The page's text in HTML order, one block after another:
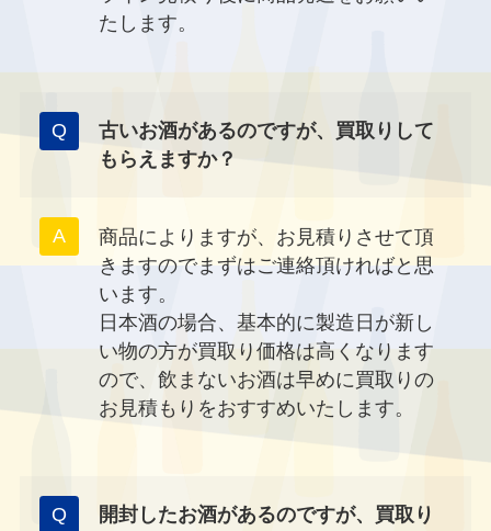
たします。
古いお酒があるのですが、買取りして
もらえますか？
商品によりますが、お見積りさせて頂
きますのでまずはご連絡頂ければと思
います。
日本酒の場合、基本的に製造日が新し
い物の方が買取り価格は高くなります
ので、飲まないお酒は早めに買取りの
お見積もりをおすすめいたします。
開封したお酒があるのですが、買取り